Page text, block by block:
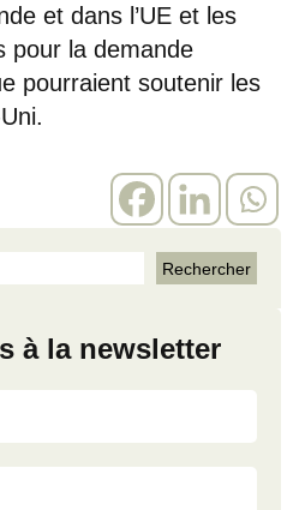
et dans l’UE et les
pour la demande
pourraient soutenir les
à la newsletter